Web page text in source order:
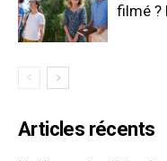
filmé ?
Articles récents